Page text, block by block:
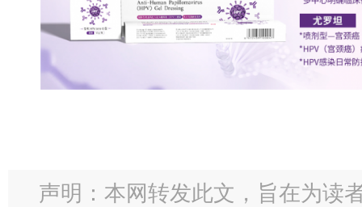
声明：本网转发此文，旨在为读